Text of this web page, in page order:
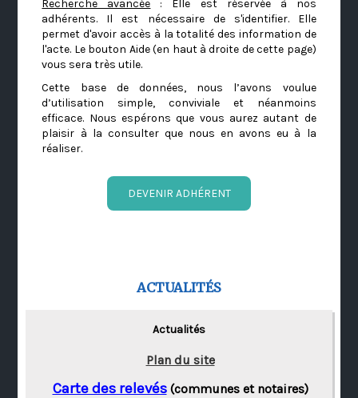
Recherche avancée : Elle est réservée à nos
adhérents. Il est nécessaire de s'identifier. Elle
permet d'avoir accès à la totalité des information de
l'acte. Le bouton Aide (en haut à droite de cette page)
vous sera très utile.
Cette base de données, nous l’avons voulue
d’utilisation simple, conviviale et néanmoins
efficace. Nous espérons que vous aurez autant de
plaisir à la consulter que nous en avons eu à la
réaliser.
DEVENIR ADHÉRENT
ACTUALITÉS
Actualités
Plan du site
Carte des relevés(communes et notaires)